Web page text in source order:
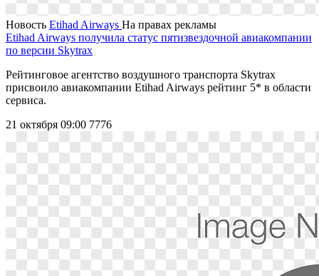
Новость Etihad Airways На правах рекламы
Etihad Airways получила статус пятизвездочной авиакомпании
по версии Skytrax
Рейтинговое агентство воздушного транспорта Skytrax
присвоило авиакомпании Etihad Airways рейтинг 5* в области
сервиса.
21 октября 09:00 7776